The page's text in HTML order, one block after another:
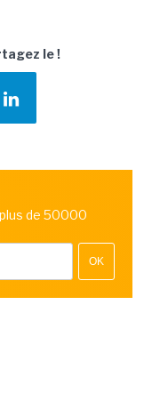
le !
de 50000
OK